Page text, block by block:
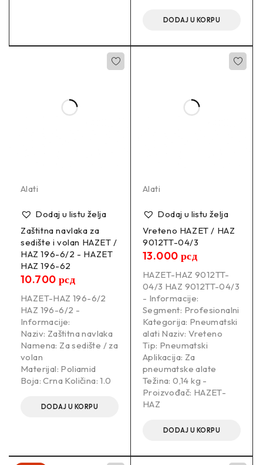
DODAJ U KORPU
Alati
Dodaj u listu želja
Zaštitna navlaka za
sedište i volan HAZET /
HAZ 196-6/2 - HAZET
HAZ 196-62
10.700 рсд
HAZET-HAZ 196-6/2
HAZ 196-6/2 -
Informacije:
Naziv: Zaštitna navlaka
Namena: Za sedište / za
volan
Materijal: Poliamid
Boja: Crna Količina: 1.0
DODAJ U KORPU
Alati
Dodaj u listu želja
Vreteno HAZET / HAZ
9012TT-04/3
13.000 рсд
HAZET-HAZ 9012TT-
04/3 HAZ 9012TT-04/3
- Informacije:
Segment: Profesionalni
Kategorija: Pneumatski
alati Naziv: Vreteno
Tip: Pneumatski
Aplikacija: Za
pneumatske alate
Težina: 0,14 kg -
Proizvođač: HAZET-
HAZ
DODAJ U KORPU